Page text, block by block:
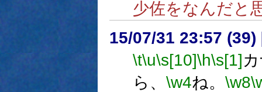
少佐をなんだと
15/07/31 23:57 (39)
\t\u\s[10]\h\s[1]
ら、 \w4ね。 \w8